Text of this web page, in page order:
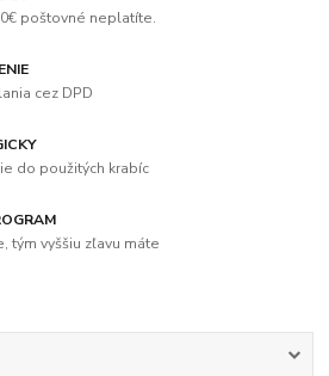
poštovné neplatíte.
cez DPD
do použitých krabíc
tým vyššiu zľavu máte